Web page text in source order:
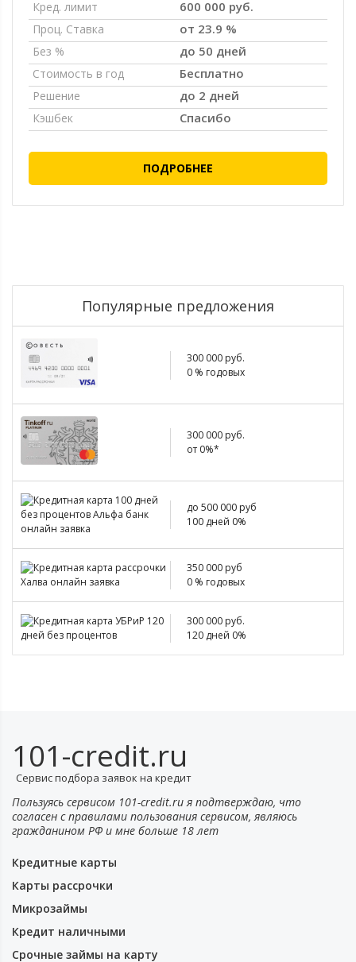
Кред. лимит 600 000 руб.
Проц. Ставка от 23.9 %
Без % до 50 дней
Стоимость в год Бесплатно
Решение до 2 дней
Кэшбек Спасибо
ПОДРОБНЕЕ
Популярные предложения
300 000 руб.
0 % годовых
300 000 руб.
от 0%*
до 500 000 руб
100 дней 0%
350 000 руб
0 % годовых
300 000 руб.
120 дней 0%
101-credit.ru
Сервис подбора заявок на кредит
Пользуясь сервисом 101-credit.ru я подтверждаю, что
согласен с правилами пользования сервисом, являюсь
гражданином РФ и мне больше 18 лет
Кредитные карты
Карты рассрочки
Микрозаймы
Кредит наличными
Срочные займы на карту